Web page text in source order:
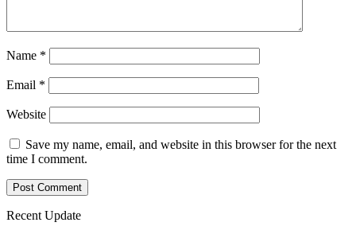
Name *
Email *
Website
Save my name, email, and website in this browser for the next
time I comment.
Recent Update